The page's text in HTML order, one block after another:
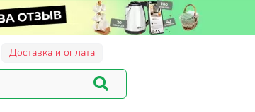
Доставка и оплата